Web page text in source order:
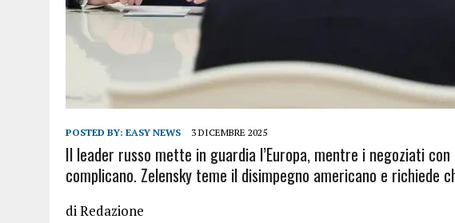
POSTED BY: EASY NEWS 3 DICEMBRE 2025
Il leader russo mette in guardia l’Europa, mentre i negoziati
complicano. Zelensky teme il disimpegno americano e richiede
di Redazione